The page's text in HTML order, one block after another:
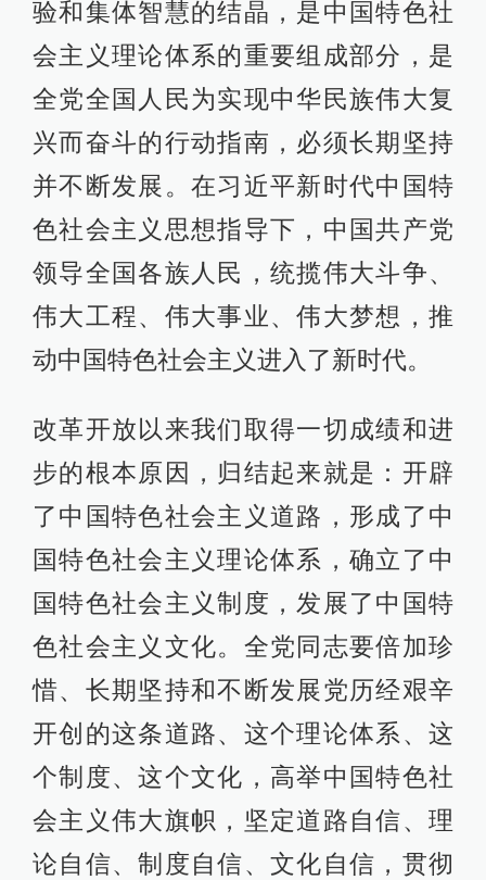
验和集体智慧的结晶，是中国特色社
会主义理论体系的重要组成部分，是
全党全国人民为实现中华民族伟大复
兴而奋斗的行动指南，必须长期坚持
并不断发展。在习近平新时代中国特
色社会主义思想指导下，中国共产党
领导全国各族人民，统揽伟大斗争、
伟大工程、伟大事业、伟大梦想，推
动中国特色社会主义进入了新时代。
改革开放以来我们取得一切成绩和进
步的根本原因，归结起来就是：开辟
了中国特色社会主义道路，形成了中
国特色社会主义理论体系，确立了中
国特色社会主义制度，发展了中国特
色社会主义文化。全党同志要倍加珍
惜、长期坚持和不断发展党历经艰辛
开创的这条道路、这个理论体系、这
个制度、这个文化，高举中国特色社
会主义伟大旗帜，坚定道路自信、理
论自信、制度自信、文化自信，贯彻